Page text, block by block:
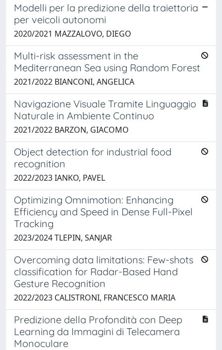
Modelli per la predizione della traiettoria
per veicoli autonomi
2020/2021 MAZZALOVO, DIEGO
Multi-risk assessment in the
Mediterranean Sea using Random Forest
2021/2022 BIANCONI, ANGELICA
Navigazione Visuale Tramite Linguaggio
Naturale in Ambiente Continuo
2021/2022 BARZON, GIACOMO
Object detection for industrial food
recognition
2022/2023 IANKO, PAVEL
Optimizing Omnimotion: Enhancing
Efficiency and Speed in Dense Full-Pixel
Tracking
2023/2024 TLEPIN, SANJAR
Overcoming data limitations: Few-shots
classification for Radar-Based Hand
Gesture Recognition
2022/2023 CALISTRONI, FRANCESCO MARIA
Predizione della Profondità con Deep
Learning da Immagini di Telecamera
Monoculare